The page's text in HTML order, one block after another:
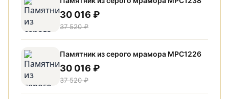
30 016 ₽
37 520 ₽
Памятник из серого мрамора МРС1226
30 016 ₽
37 520 ₽